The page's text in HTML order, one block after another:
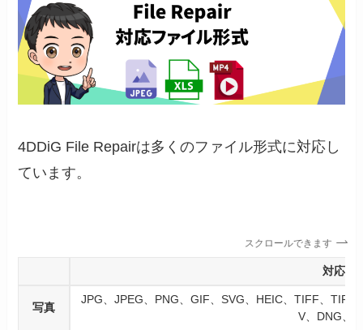
4DDiG File Repairは多くのファイル形式に対応し
ています。
スクロールできます
対応フ
写真
JPG、JPEG、PNG、GIF、SVG、HEIC、TIFF、TIF
V、DNG、